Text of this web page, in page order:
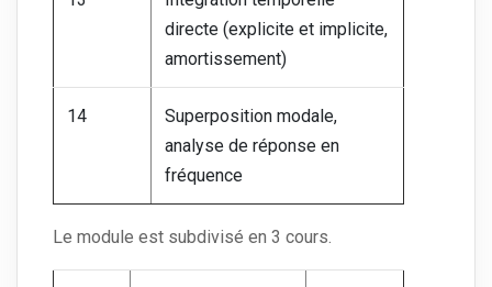
directe (explicite et implicite,
amortissement)
14
Superposition modale,
analyse de réponse en
fréquence
Le module est subdivisé en 3 cours.